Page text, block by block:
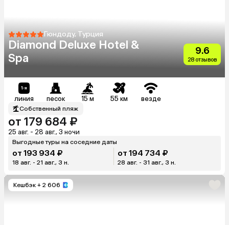
Гюндоду, Турция
Diamond Deluxe Hotel &
Spa
9.6
28 отзывов
линия песок 15 м 55 км везде
Собственный пляж
от 179 684 ₽
25 авг. - 28 авг., 3 ночи
Выгодные туры на соседние даты
от 193 934 ₽
18 авг. - 21 авг., 3 н.
от 194 734 ₽
28 авг. - 31 авг., 3 н.
Кешбэк + 2 606